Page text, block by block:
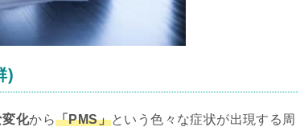
)
変化から「PMS」という色々な症状が出現する周